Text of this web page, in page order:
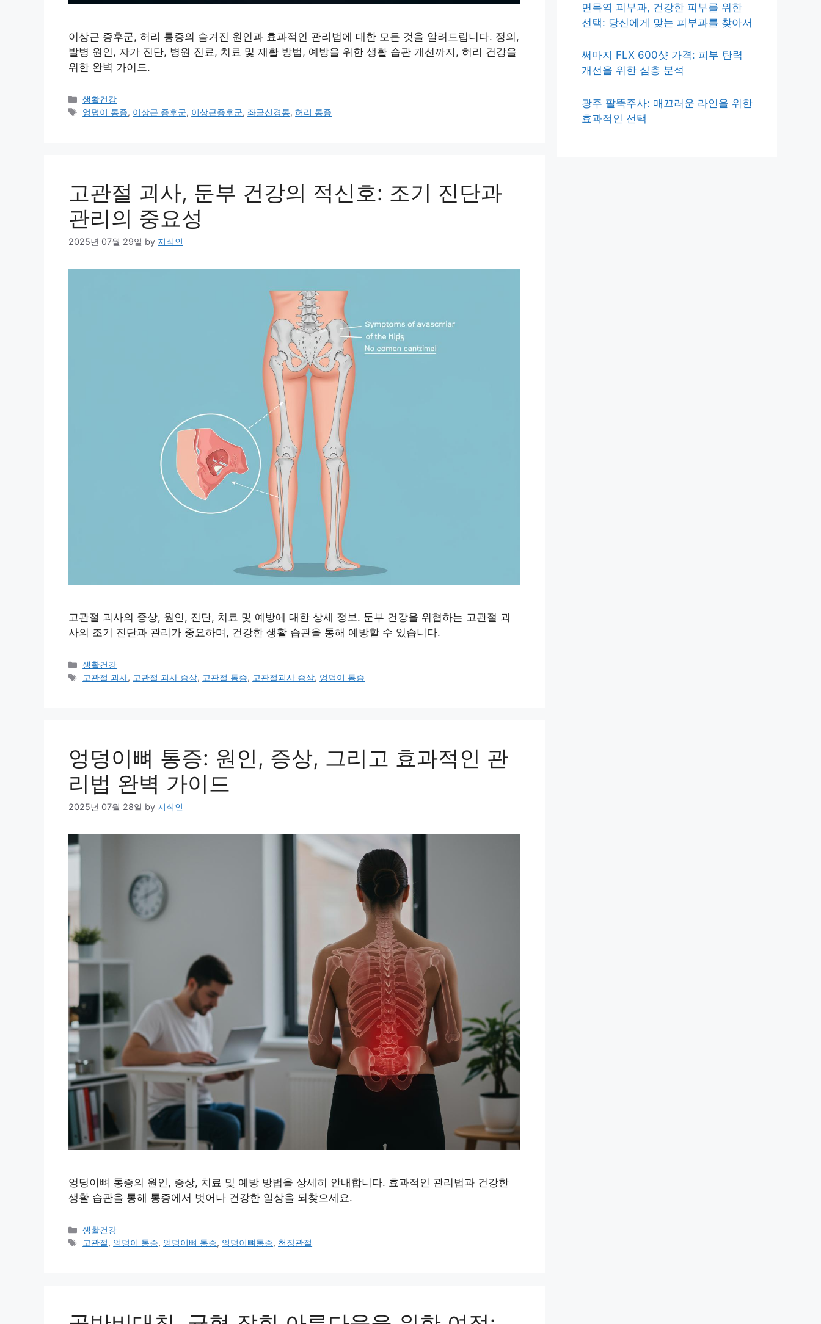
이상근 증후군, 허리 통증의 숨겨진 원인과 효과적인 관리법에 대한 모든 것을 알려드립니다. 정의,
발병 원인, 자가 진단, 병원 진료, 치료 및 재활 방법, 예방을 위한 생활 습관 개선까지, 허리 건강을
위한 완벽 가이드.
Categories
생활건강
Tags
엉덩이 통증, 이상근 증후군, 이상근증후군,좌골신경통,허리 통증
고관절 괴사, 둔부 건강의 적신호: 조기 진단과
관리의 중요성
2025년 07월 29일 by 지식인
고관절 괴사의 증상, 원인, 진단, 치료 및 예방에 대한 상세 정보. 둔부 건강을 위협하는 고관절 괴
사의 조기 진단과 관리가 중요하며, 건강한 생활 습관을 통해 예방할 수 있습니다.
Categories
생활건강
Tags
고관절 괴사, 고관절 괴사 증상, 고관절 통증, 고관절괴사 증상, 엉덩이 통증
엉덩이뼈 통증: 원인, 증상, 그리고 효과적인 관
리법 완벽 가이드
2025년 07월 28일 by 지식인
엉덩이뼈 통증의 원인, 증상, 치료 및 예방 방법을 상세히 안내합니다. 효과적인 관리법과 건강한
생활 습관을 통해 통증에서 벗어나 건강한 일상을 되찾으세요.
Categories
생활건강
Tags
고관절, 엉덩이 통증, 엉덩이뼈 통증, 엉덩이뼈통증, 천장관절
면목역 피부과, 건강한 피부를 위한
선택: 당신에게 맞는 피부과를 찾아서
써마지 FLX 600샷 가격: 피부 탄력
개선을 위한 심층 분석
광주 팔뚝주사: 매끄러운 라인을 위한
효과적인 선택